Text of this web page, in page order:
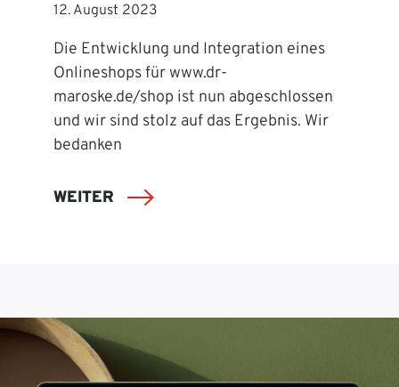
12. August 2023
Die Entwicklung und Integration eines
Onlineshops für www.dr-
maroske.de/shop ist nun abgeschlossen
und wir sind stolz auf das Ergebnis. Wir
bedanken
WEITER